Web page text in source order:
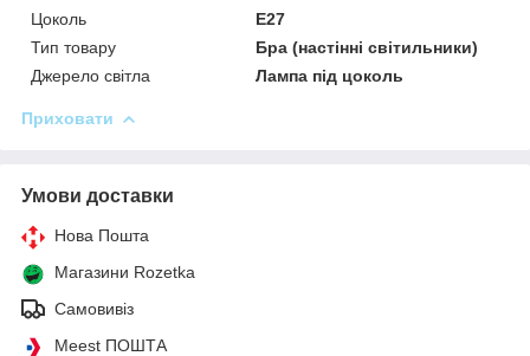
Цоколь
E27
Тип товару
Бра (настінні світильники)
Джерело світла
Лампа під цоколь
Приховати
Умови доставки
Нова Пошта
Магазини Rozetka
Самовивіз
Meest ПОШТА